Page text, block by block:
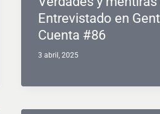
Entrevistado en
Cuenta #86
3 abril, 2025